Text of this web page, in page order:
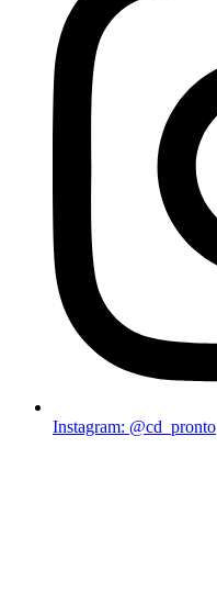
Instagram: @cd_pronto